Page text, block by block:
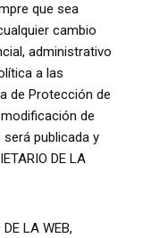
que sea
cambio
administrativo
a las
de Protección de
de
publicada y
DE LA
LA WEB,